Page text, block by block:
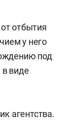
отбытия
у него
под
виде
агентства.